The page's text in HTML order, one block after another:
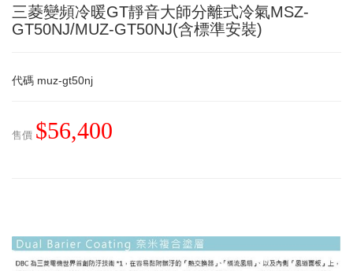
三菱變頻冷暖GT靜音大師分離式冷氣MSZ-
GT50NJ/MUZ-GT50NJ(含標準安裝)
代碼 muz-gt50nj
售價 $56,400